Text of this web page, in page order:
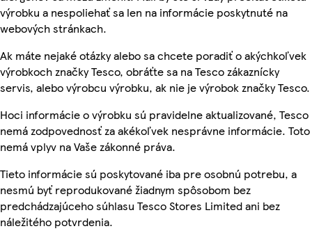
výrobku a nespoliehať sa len na informácie poskytnuté na
webových stránkach.
Ak máte nejaké otázky alebo sa chcete poradiť o akýchkoľvek
výrobkoch značky Tesco, obráťte sa na Tesco zákaznícky
servis, alebo výrobcu výrobku, ak nie je výrobok značky Tesco.
Hoci informácie o výrobku sú pravidelne aktualizované, Tesco
nemá zodpovednosť za akékoľvek nesprávne informácie. Toto
nemá vplyv na Vaše zákonné práva.
Tieto informácie sú poskytované iba pre osobnú potrebu, a
nesmú byť reprodukované žiadnym spôsobom bez
predchádzajúceho súhlasu Tesco Stores Limited ani bez
náležitého potvrdenia.